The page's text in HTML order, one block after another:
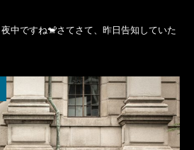
中ですね🐒さてさて、昨日告知していた